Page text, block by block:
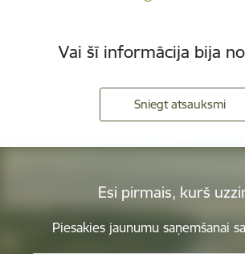
Vai šī informācija bija
Sniegt atsauksmi
Esi pirmais, kurš
Piesakies jaunumu saņemšanai